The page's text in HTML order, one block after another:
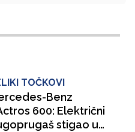
TOČKOVI
Benz
600: Električni
stigao u